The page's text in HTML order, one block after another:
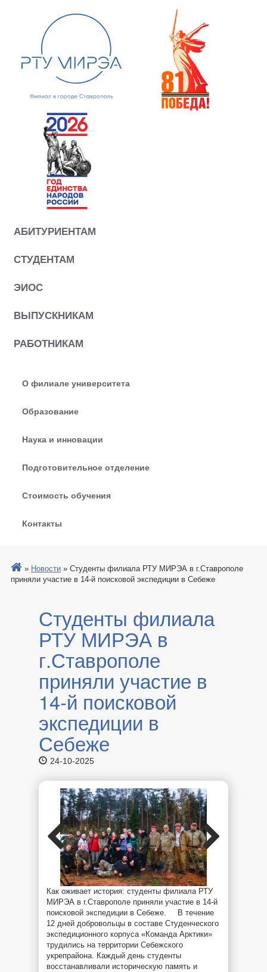
АБИТУРИЕНТАМ
СТУДЕНТАМ
ЭИОС
ВЫПУСКНИКАМ
РАБОТНИКАМ
О филиале университета
Образование
Наука и инновации
Подготовительное отделение
Стоимость обучения
Контакты
» Новости » Студенты филиала РТУ МИРЭА в г.Ставрополе
приняли участие в 14-й поисковой экспедиции в Себеже
Студенты филиала
РТУ МИРЭА в
г.Ставрополе
приняли участие в
14-й поисковой
экспедиции в
Себеже
24-10-2025
Как оживает история: студенты филиала РТУ
МИРЭА в г.Ставрополе приняли участие в 14-й
поисковой экспедиции в Себеже.
В течение
12 дней добровольцы в составе Студенческого
экспедиционного корпуса «Команда Арктики»
трудились на территории Себежского
укрепрайона. Каждый день студенты
восстанавливали историческую память и